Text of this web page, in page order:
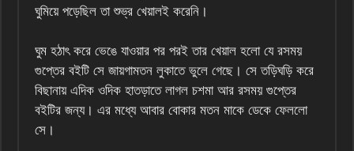
ঘুমিয়ে পড়েছিল তা শুভ্র খেয়ালই করেনি।
ঘুম হঠাৎ করে ভেঙে যাওয়ার পর পরই তার খেয়াল হলো যে রসময়
গুপ্তের বইটি সে জায়গামতন লুকাতে ভুলে গেছে। সে তড়িঘড়ি করে
বিছানায় এদিক ওদিক হাতড়াতে লাগল চশমা আর রসময় গুপ্তের
বইটির জন্য। এর মধ্যে আবার বোকার মতন মাকে ডেকে ফেললো
সে।